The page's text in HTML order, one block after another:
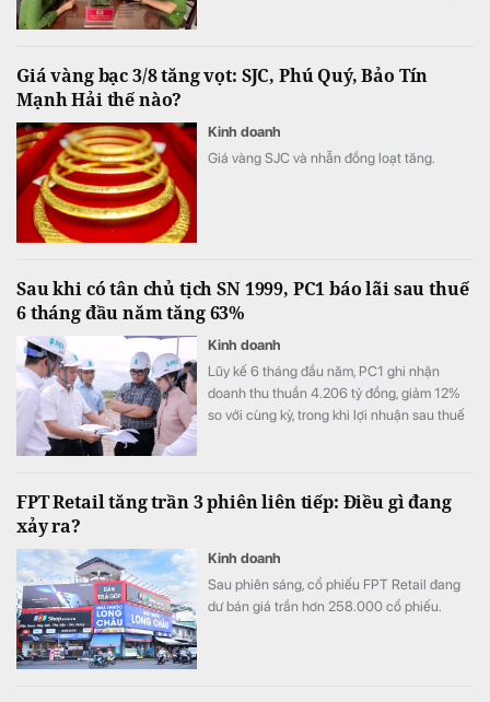
Giá vàng bạc 3/8 tăng vọt: SJC, Phú Quý, Bảo Tín
Mạnh Hải thế nào?
Kinh doanh
Giá vàng SJC và nhẫn đồng loạt tăng.
Sau khi có tân chủ tịch SN 1999, PC1 báo lãi sau thuế
6 tháng đầu năm tăng 63%
Kinh doanh
Lũy kế 6 tháng đầu năm, PC1 ghi nhận
doanh thu thuần 4.206 tỷ đồng, giảm 12%
so với cùng kỳ, trong khi lợi nhuận sau thuế
FPT Retail tăng trần 3 phiên liên tiếp: Điều gì đang
xảy ra?
Kinh doanh
Sau phiên sáng, cổ phiếu FPT Retail đang
dư bán giá trần hơn 258.000 cổ phiếu.